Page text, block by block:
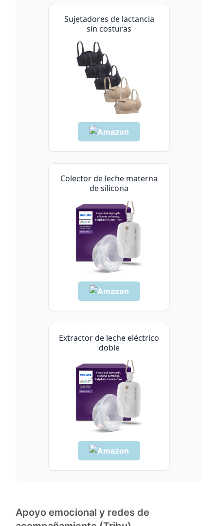
Sujetadores de lactancia
sin costuras
Colector de leche materna
de silicona
Extractor de leche eléctrico
doble
Apoyo emocional y redes de